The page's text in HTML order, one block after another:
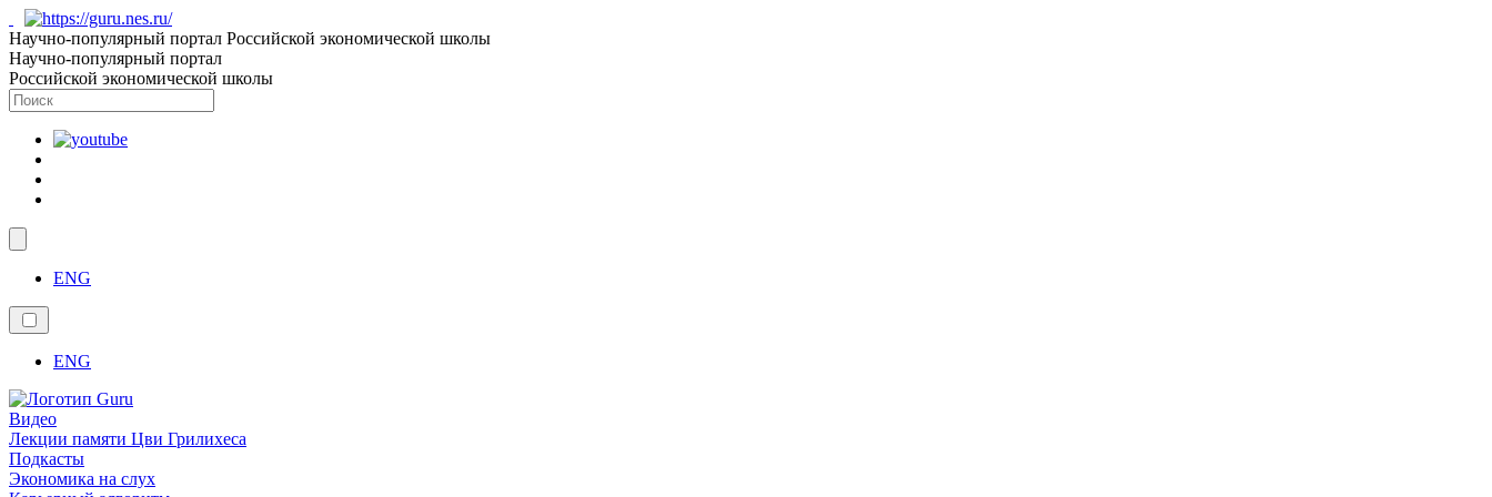
Научно-популярный портал Российской экономической школы
Научно-популярный портал
Российской экономической школы
ENG
ENG
Видео
Лекции памяти Цви Грилихеса
Подкасты
Экономика на слух